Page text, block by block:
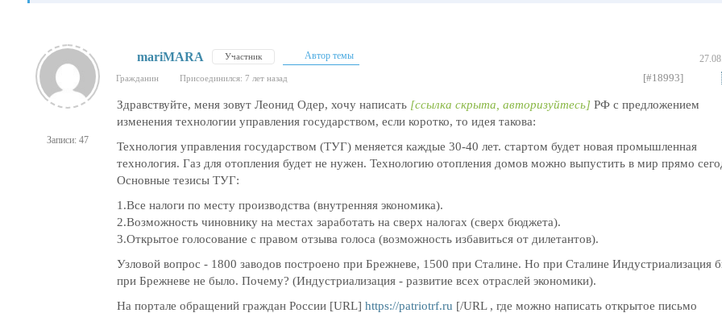
Записи: 47
mariMARA Участник Автор темы
Гражданин Присоединился: 7 лет назад [#18993]
Здравствуйте, меня зовут Леонид Одер, хочу написать [ссылка скрыта, авторизуйтесь] РФ с предложением
изменения технологии управления государством, если коротко, то идея такова:
Технология управления государством (ТУГ) меняется каждые 30-40 лет. стартом будет новая промышленная
технология. Газ для отопления будет не нужен. Технологию отопления домов можно выпустить в мир прямо
Основные тезисы ТУГ:
1.Все налоги по месту производства (внутренняя экономика).
2.Возможность чиновнику на местах заработать на сверх налогах (сверх бюджета).
3.Открытое голосование с правом отзыва голоса (возможность избавиться от дилетантов).
Узловой вопрос - 1800 заводов построено при Брежневе, 1500 при Сталине. Но при Сталине Индустриализация
при Брежневе не было. Почему? (Индустриализация - развитие всех отраслей экономики).
На портале обращений граждан России [URL] https://patriotrf.ru [/URL , где можно написать открытое письмо